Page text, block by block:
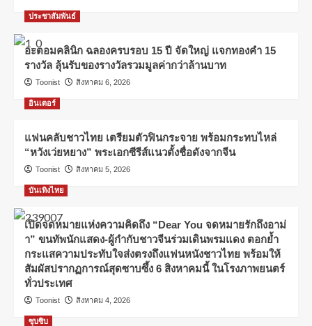
ประชาสัมพันธ์
อะตอมคลินิก ฉลองครบรอบ 15 ปี จัดใหญ่ แจกทองคำ 15
รางวัล ลุ้นรับของรางวัลรวมมูลค่ากว่าล้านบาท
Toonist สิงหาคม 6, 2026
อินเตอร์
แฟนคลับชาวไทย เตรียมตัวฟินกระจาย พร้อมกระทบไหล่
“หวังเว่ยหยาง” พระเอกซีรีส์แนวตั้งชื่อดังจากจีน
Toonist สิงหาคม 5, 2026
บันเทิงไทย
เปิดจดหมายแห่งความคิดถึง “Dear You จดหมายรักถึงอาม่
า” ขนทัพนักแสดง-ผู้กำกับชาวจีนร่วมเดินพรมแดง ตอกย้ำ
กระแสความประทับใจส่งตรงถึงแฟนหนังชาวไทย พร้อมให้
สัมผัสปรากฏการณ์สุดซาบซึ้ง 6 สิงหาคมนี้ ในโรงภาพยนตร์
ทั่วประเทศ
Toonist สิงหาคม 4, 2026
ซุบซิบ